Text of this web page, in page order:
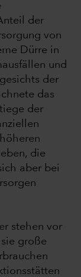
der
von
Dürre in
und
der
das
der
die
aber bei
stehen vor
große